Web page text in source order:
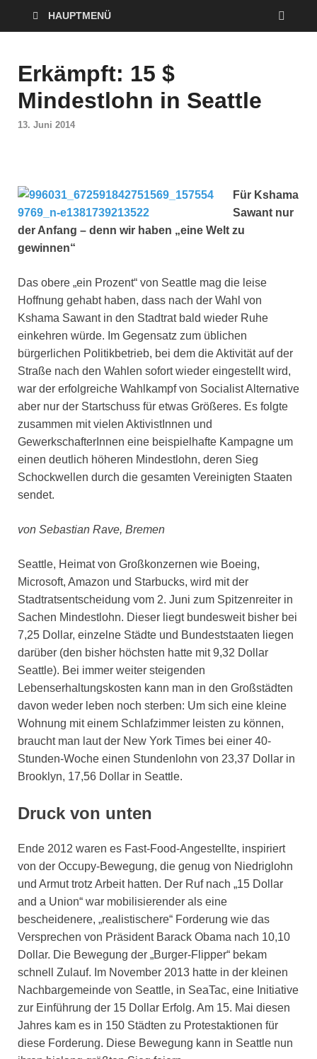
HAUPTMENÜ
Erkämpft: 15 $
Mindestlohn in Seattle
13. Juni 2014
Für Kshama
Sawant nur
der Anfang – denn wir haben „eine Welt zu
gewinnen“
Das obere „ein Prozent“ von Seattle mag die leise
Hoffnung gehabt haben, dass nach der Wahl von
Kshama Sawant in den Stadtrat bald wieder Ruhe
einkehren würde. Im Gegensatz zum üblichen
bürgerlichen Politikbetrieb, bei dem die Aktivität auf der
Straße nach den Wahlen sofort wieder eingestellt wird,
war der erfolgreiche Wahlkampf von Socialist Alternative
aber nur der Startschuss für etwas Größeres. Es folgte
zusammen mit vielen AktivistInnen und
GewerkschafterInnen eine beispielhafte Kampagne um
einen deutlich höheren Mindestlohn, deren Sieg
Schockwellen durch die gesamten Vereinigten Staaten
sendet.
von Sebastian Rave, Bremen
Seattle, Heimat von Großkonzernen wie Boeing,
Microsoft, Amazon und Starbucks, wird mit der
Stadtratsentscheidung vom 2. Juni zum Spitzenreiter in
Sachen Mindestlohn. Dieser liegt bundesweit bisher bei
7,25 Dollar, einzelne Städte und Bundeststaaten liegen
darüber (den bisher höchsten hatte mit 9,32 Dollar
Seattle). Bei immer weiter steigenden
Lebenserhaltungskosten kann man in den Großstädten
davon weder leben noch sterben: Um sich eine kleine
Wohnung mit einem Schlafzimmer leisten zu können,
braucht man laut der New York Times bei einer 40-
Stunden-Woche einen Stundenlohn von 23,37 Dollar in
Brooklyn, 17,56 Dollar in Seattle.
Druck von unten
Ende 2012 waren es Fast-Food-Angestellte, inspiriert
von der Occupy-Bewegung, die genug von Niedriglohn
und Armut trotz Arbeit hatten. Der Ruf nach „15 Dollar
and a Union“ war mobilisierender als eine
bescheidenere, „realistischere“ Forderung wie das
Versprechen von Präsident Barack Obama nach 10,10
Dollar. Die Bewegung der „Burger-Flipper“ bekam
schnell Zulauf. Im November 2013 hatte in der kleinen
Nachbargemeinde von Seattle, in SeaTac, eine Initiative
zur Einführung der 15 Dollar Erfolg. Am 15. Mai diesen
Jahres kam es in 150 Städten zu Protestaktionen für
diese Forderung. Diese Bewegung kann in Seattle nun